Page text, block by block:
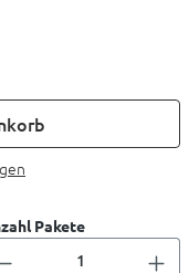
Pakete